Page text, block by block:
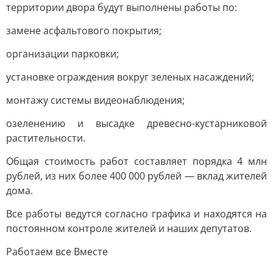
территории двора будут выполнены работы по:
замене асфальтового покрытия;
организации парковки;
установке ограждения вокруг зеленых насаждений;
монтажу системы видеонаблюдения;
озеленению и высадке древесно-кустарниковой
растительности.
Общая стоимость работ составляет порядка 4 млн
рублей, из них более 400 000 рублей — вклад жителей
дома.
Все работы ведутся согласно графика и находятся на
постоянном контроле жителей и наших депутатов.
Работаем все Вместе